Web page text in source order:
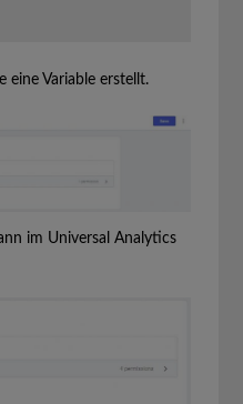
eine Variable erstellt.
im Universal Analytics